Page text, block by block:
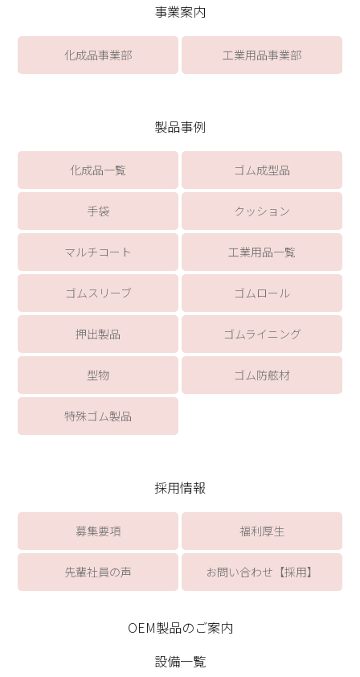
事業案内
化成品事業部 工業用品事業部
製品事例
化成品一覧 ゴム成型品
手袋 クッション
マルチコート 工業用品一覧
ゴムスリーブ ゴムロール
押出製品 ゴムライニング
型物 ゴム防舷材
特殊ゴム製品
採用情報
募集要項 福利厚生
先輩社員の声 お問い合わせ【採用】
OEM製品のご案内
設備一覧